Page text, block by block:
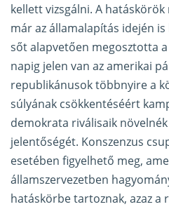
kellett vizsgálni. A
már az államalapítás idején
sőt alapvetően megosztotta
napig jelen van az amerikai
republikánusok többnyire a
súlyának csökkentéséért
demokrata riválisaik
jelentőségét. Konszenzus
esetében figyelhető meg,
államszervezetben
hatáskörbe tartoznak, azaz a